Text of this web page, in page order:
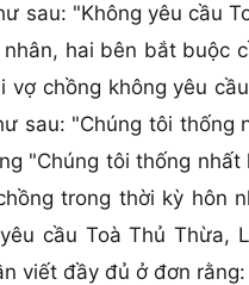
sau: "Không yêu cầu
hai bên bắt buộc
chồng không yêu
sau: "Chúng tôi thống
"Chúng tôi thống nhất
trong thời kỳ hôn
cầu Toà Thủ Thừa,
viết đầy đủ ở đơn